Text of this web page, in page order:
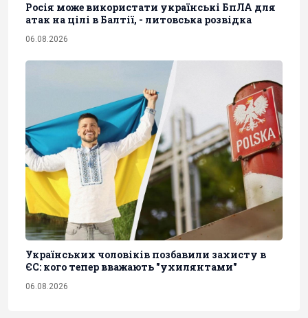
Росія може використати українські БпЛА для
атак на цілі в Балтії, - литовська розвідка
06.08.2026
Українських чоловіків позбавили захисту в
ЄС: кого тепер вважають "ухилянтами"
06.08.2026